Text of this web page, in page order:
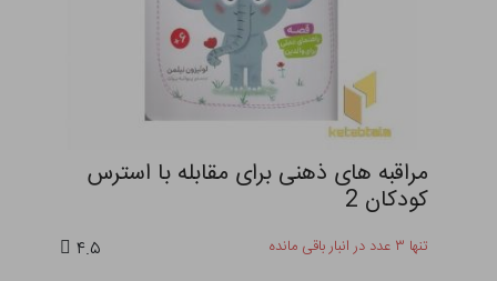
مراقبه های ذهنی برای مقابله با استرس
کودکان 2
تنها ۳ عدد در انبار باقی مانده ۴.۵